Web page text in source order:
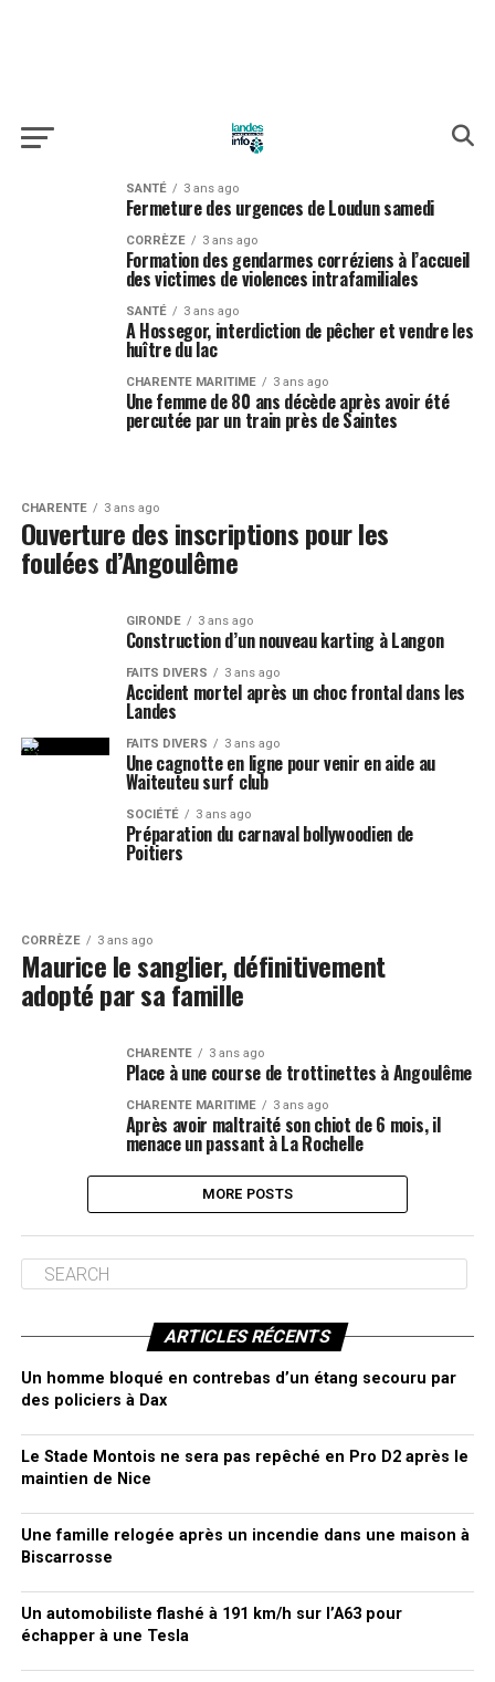
SANTÉ 3 ans ago
Fermeture des urgences de Loudun samedi
CORRÈZE 3 ans ago
Formation des gendarmes corréziens à l’accueil
des victimes de violences intrafamiliales
SANTÉ 3 ans ago
A Hossegor, interdiction de pêcher et vendre les
huître du lac
CHARENTE MARITIME 3 ans ago
Une femme de 80 ans décède après avoir été
percutée par un train près de Saintes
CHARENTE 3 ans ago
Ouverture des inscriptions pour les
foulées d’Angoulême
GIRONDE 3 ans ago
Construction d’un nouveau karting à Langon
FAITS DIVERS 3 ans ago
Accident mortel après un choc frontal dans les
Landes
FAITS DIVERS 3 ans ago
Une cagnotte en ligne pour venir en aide au
Waiteuteu surf club
SOCIÉTÉ 3 ans ago
Préparation du carnaval bollywoodien de
Poitiers
CORRÈZE 3 ans ago
Maurice le sanglier, définitivement
adopté par sa famille
CHARENTE 3 ans ago
Place à une course de trottinettes à Angoulême
CHARENTE MARITIME 3 ans ago
Après avoir maltraité son chiot de 6 mois, il
menace un passant à La Rochelle
MORE POSTS
ARTICLES RÉCENTS
Un homme bloqué en contrebas d’un étang secouru par
des policiers à Dax
Le Stade Montois ne sera pas repêché en Pro D2 après le
maintien de Nice
Une famille relogée après un incendie dans une maison à
Biscarrosse
Un automobiliste flashé à 191 km/h sur l’A63 pour
échapper à une Tesla